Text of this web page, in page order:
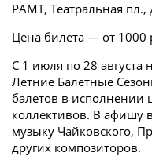
РАМТ, Театральная пл.,
Цена билета — от 1000
С 1 июля по 28 августа
Летние Балетные
балетов в исполнении
коллективов. В афишу
музыку Чайковского,
других композиторов.